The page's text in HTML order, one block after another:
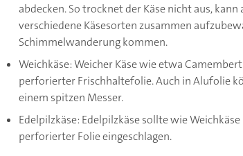
abdecken. So trocknet der Käse nicht aus,
verschiedene Käsesorten zusammen
Schimmelwanderung kommen.
Weichkäse: Weicher Käse wie etwa
perforierter Frischhaltefolie. Auch in Alufolie
einem spitzen Messer.
Edelpilzkäse: Edelpilzkäse sollte wie
perforierter Folie eingeschlagen.